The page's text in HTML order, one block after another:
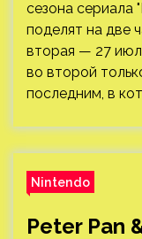
сезона сериала
поделят на две
вторая — 27
во второй
последним, в
Nintendo
Peter Pan